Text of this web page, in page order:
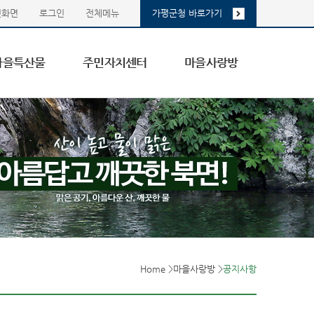
화면 로그인 전체메뉴 가평군청 바로가기
특산물 주민자치센터 마을사랑방
Home >마을사랑방 >공지사항